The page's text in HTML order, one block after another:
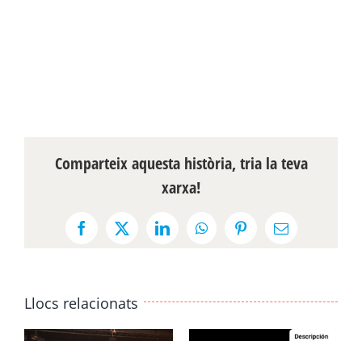
Comparteix aquesta història, tria la teva
xarxa!
Facebook
X LinkedInWhatsAppPinterestEmail:
Llocs relacionats